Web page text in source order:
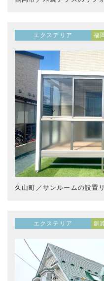
エクステリア 福
久山町／サンルームの設置
エクステリア 釧